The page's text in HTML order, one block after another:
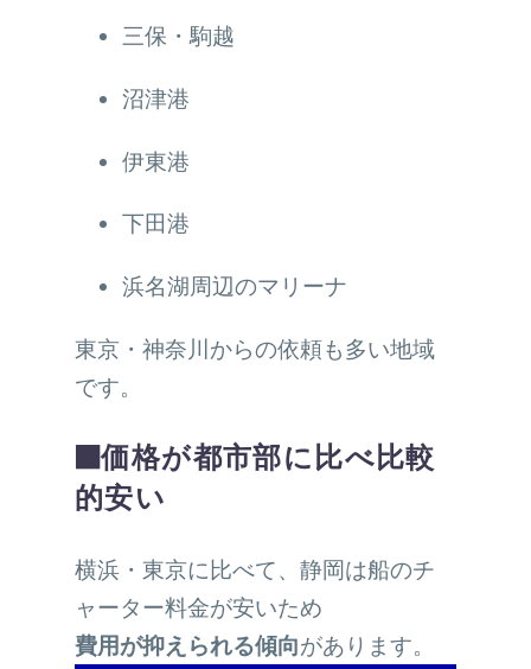
三保・駒越
沼津港
伊東港
下田港
浜名湖周辺のマリーナ
東京・神奈川からの依頼も多い地域
です。
■価格が都市部に比べ比較
的安い
横浜・東京に比べて、静岡は船のチ
ャーター料金が安いため
費用が抑えられる傾向があります。